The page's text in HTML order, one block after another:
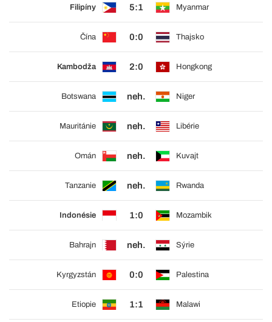
Filipíny 5:1 Myanmar
Čína 0:0 Thajsko
Kambodža 2:0 Hongkong
Botswana neh. Niger
Mauritánie neh. Libérie
Omán neh. Kuvajt
Tanzanie neh. Rwanda
Indonésie 1:0 Mozambik
Bahrajn neh. Sýrie
Kyrgyzstán 0:0 Palestina
Etiopie 1:1 Malawi